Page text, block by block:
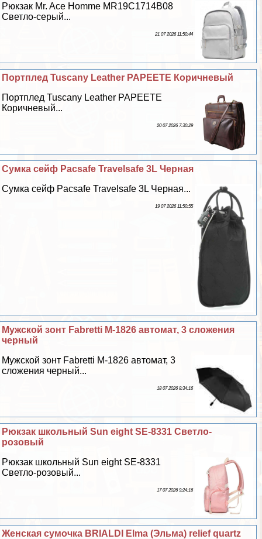
Рюкзак Mr. Ace Homme MR19C1714B08
Светло-серый...
21 07 2026 11:50:44
Портплед Tuscany Leather PAPEETE Коричневый
Портплед Tuscany Leather PAPEETE
Коричневый...
20 07 2026 7:30:29
Сумка сейф Pacsafe Travelsafe 3L Черная
Сумка сейф Pacsafe Travelsafe 3L Черная...
19 07 2026 11:50:55
Мужской зонт Fabretti M-1826 автомат, 3 сложения
черный
Мужской зонт Fabretti M-1826 автомат, 3
сложения черный...
18 07 2026 8:34:16
Рюкзак школьный Sun eight SE-8331 Светло-
розовый
Рюкзак школьный Sun eight SE-8331
Светло-розовый...
17 07 2026 9:24:16
Женская сумочка BRIALDI Elma (Эльма) relief quartz